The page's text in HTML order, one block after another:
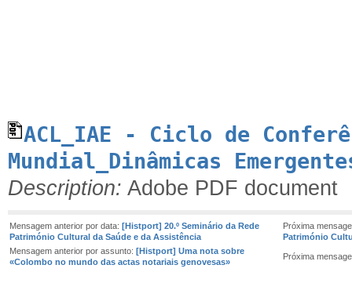
ACL_IAE - Ciclo de
Mundial_Dinâmicas
Description: Adobe PDF document
Mensagem anterior por data: [Histport] 20.º Seminário da Rede
Património Cultural da Saúde e da Assistência
Próxima
Património
Mensagem anterior por assunto: [Histport] Uma nota sobre
«Colombo no mundo das actas notariais genovesas»
Próxima